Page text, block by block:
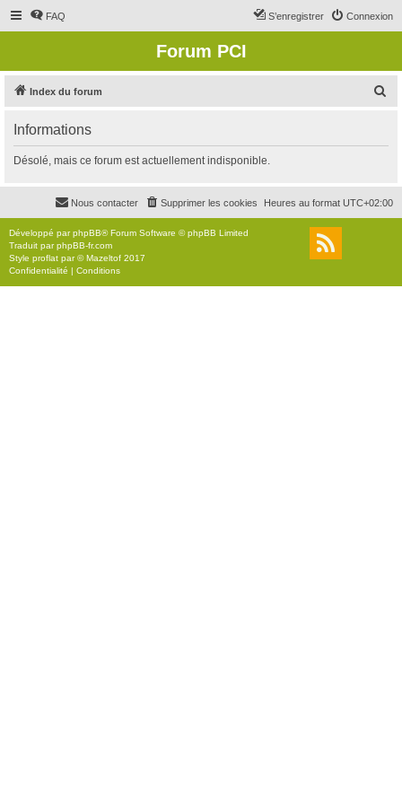
FAQ Connexion
S’enregistrer
Forum PCI
Index du forum
r
c
r
Informations
Désolé, mais ce forum est actuellement indisponible.
Heures au format UTC+02:00
Supprimer les cookies
Nous contacter
Développé parphpBB® Forum Software © phpBB Limited
Traduit parphpBB-fr.com
Style proflat par ©Mazeltof 2017
Confidentialité | Conditions